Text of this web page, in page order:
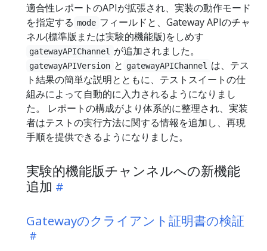
適合性レポートのAPIが拡張され、実装の動作モード
を指定する mode フィールドと、Gateway APIのチャ
ネル(標準版または実験的機能版)をしめす
gatewayAPIChannel が追加されました。
gatewayAPIVersion と gatewayAPIChannel
は、テス
ト結果の簡単な説明とともに、テストスイートの仕
組みによって自動的に入力されるようになりまし
た。 レポートの構成がより体系的に整理され、実装
者はテストの実行方法に関する情報を追加し、再現
手順を提供できるようになりました。
実験的機能版チャンネルへの新機能
追加
Gatewayのクライアント証明書の検証